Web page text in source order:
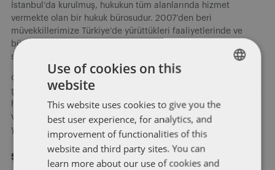
İstanbul’da kurulmuş, hukukun tüm alanlarında hizmet
vermekte olan bir hukuk bürosudur. 2007’den beri
müvekkillerimize Türkiye’de yürüttükleri faaliyetlerinde ve
büyüme planlarında titiz ve güvenilir hukuki çözümler
sunmaktayız.
Özel kişilerden, girişimcilere, kuruluş aşamasındaki küçük
şirketlerden, devlet kuruluşlarına, orta ve büyük ölçekli özel ve
halka açık şirketlerden uluslararası ve küresel holdinglere
varıncaya kadar her ölçekten şirketin hukuki ihtiyaçlarına
yönelik hizmet vermekteyiz.
Şimdi kayıt olun
FRENCH
Use of cookies on this
website
This website uses cookies to give you the
best user experience, for analytics, and
improvement of functionalities of this
website and third party sites. You can
learn more about our use of cookies and